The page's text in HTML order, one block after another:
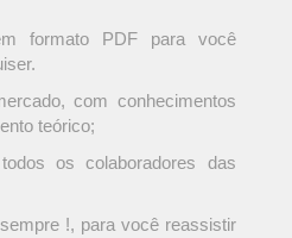
formato PDF para você
com conhecimentos
teórico;
os colaboradores das
!, para você reassistir